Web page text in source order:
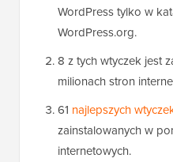
WordPress tylko w
WordPress.org.
8 z tych wtyczek jest
milionach stron
61 najlepszych
zainstalowanych w
internetowych.